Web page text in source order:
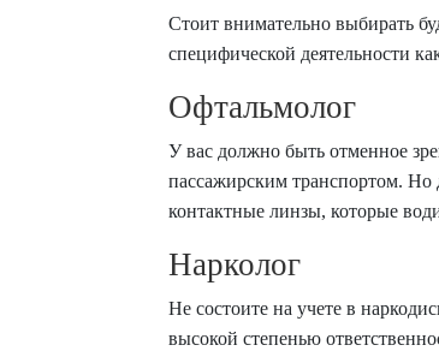
Стоит внимательно выбирать
специфической деятельности
Офтальмолог
У вас должно быть отменное
пассажирским транспортом. Но
контактные линзы, которые
Нарколог
Не состоите на учете в
высокой степенью